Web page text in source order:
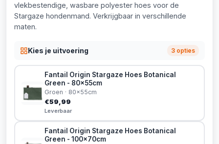
vlekbestendige, wasbare polyester hoes voor de
Stargaze hondenmand. Verkrijgbaar in verschillende
maten.
Kies je uitvoering 3 opties
Fantail Origin Stargaze Hoes Botanical
Green - 80x55cm
Groen · 80x55cm
€59,99
Leverbaar
Fantail Origin Stargaze Hoes Botanical
Green - 100x70cm